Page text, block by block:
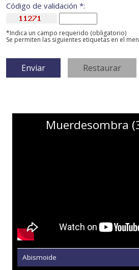
Código de validación *:
*Indica un campo requerido (obligatorio)
Se permiten las siguientes etiquetas en el
Muerdesombra
Abismoide